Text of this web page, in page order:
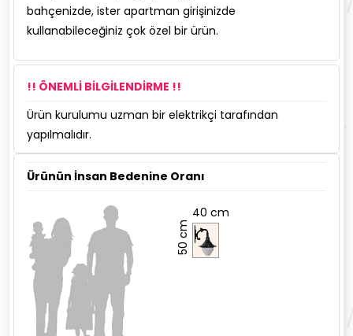
bahçenizde, ister apartman girişinizde
kullanabileceğiniz çok özel bir ürün.
!! ÖNEMLİ BİLGİLENDİRME !!
Ürün kurulumu uzman bir elektrikçi tarafından
yapılmalıdır.
Ürünün İnsan Bedenine Oranı
40 cm
50 cm